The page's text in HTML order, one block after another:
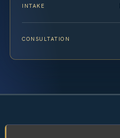
INTAKE
CONSULTATION